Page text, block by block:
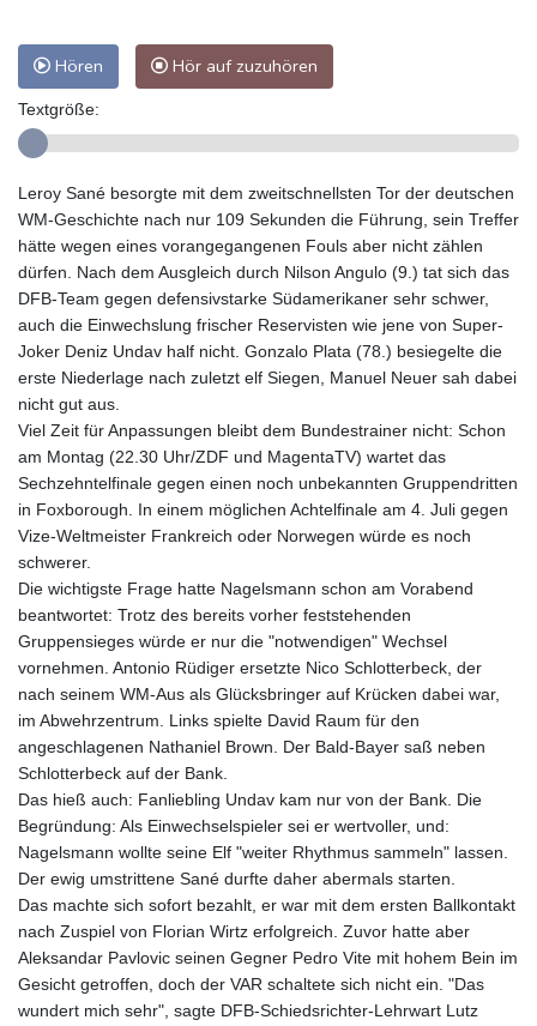
Hören Hör auf zuzuhören
Textgröße:
Leroy Sané besorgte mit dem zweitschnellsten Tor der deutschen
WM-Geschichte nach nur 109 Sekunden die Führung, sein Treffer
hätte wegen eines vorangegangenen Fouls aber nicht zählen
dürfen. Nach dem Ausgleich durch Nilson Angulo (9.) tat sich das
DFB-Team gegen defensivstarke Südamerikaner sehr schwer,
auch die Einwechslung frischer Reservisten wie jene von Super-
Joker Deniz Undav half nicht. Gonzalo Plata (78.) besiegelte die
erste Niederlage nach zuletzt elf Siegen, Manuel Neuer sah dabei
nicht gut aus.
Viel Zeit für Anpassungen bleibt dem Bundestrainer nicht: Schon
am Montag (22.30 Uhr/ZDF und MagentaTV) wartet das
Sechzehntelfinale gegen einen noch unbekannten Gruppendritten
in Foxborough. In einem möglichen Achtelfinale am 4. Juli gegen
Vize-Weltmeister Frankreich oder Norwegen würde es noch
schwerer.
Die wichtigste Frage hatte Nagelsmann schon am Vorabend
beantwortet: Trotz des bereits vorher feststehenden
Gruppensieges würde er nur die "notwendigen" Wechsel
vornehmen. Antonio Rüdiger ersetzte Nico Schlotterbeck, der
nach seinem WM-Aus als Glücksbringer auf Krücken dabei war,
im Abwehrzentrum. Links spielte David Raum für den
angeschlagenen Nathaniel Brown. Der Bald-Bayer saß neben
Schlotterbeck auf der Bank.
Das hieß auch: Fanliebling Undav kam nur von der Bank. Die
Begründung: Als Einwechselspieler sei er wertvoller, und:
Nagelsmann wollte seine Elf "weiter Rhythmus sammeln" lassen.
Der ewig umstrittene Sané durfte daher abermals starten.
Das machte sich sofort bezahlt, er war mit dem ersten Ballkontakt
nach Zuspiel von Florian Wirtz erfolgreich. Zuvor hatte aber
Aleksandar Pavlovic seinen Gegner Pedro Vite mit hohem Bein im
Gesicht getroffen, doch der VAR schaltete sich nicht ein. "Das
wundert mich sehr", sagte DFB-Schiedsrichter-Lehrwart Lutz